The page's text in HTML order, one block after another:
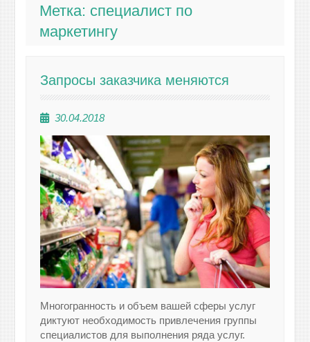
Метка: специалист по
маркетингу
Запросы заказчика меняются
30.04.2018
Многогранность и объем вашей сферы услуг
диктуют необходимость привлечения группы
специалистов для выполнения ряда услуг.